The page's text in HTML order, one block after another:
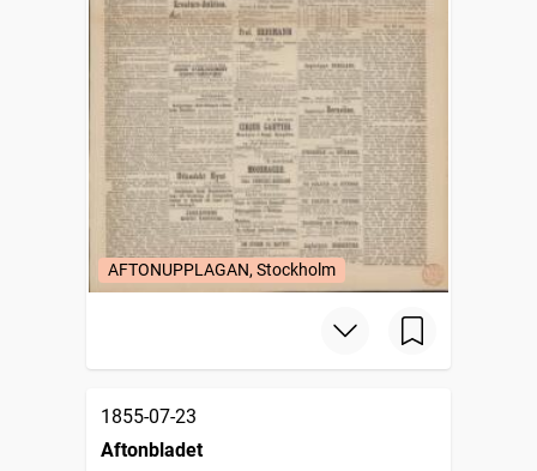
AFTONUPPLAGAN, Stockholm
1855-07-23
Aftonbladet